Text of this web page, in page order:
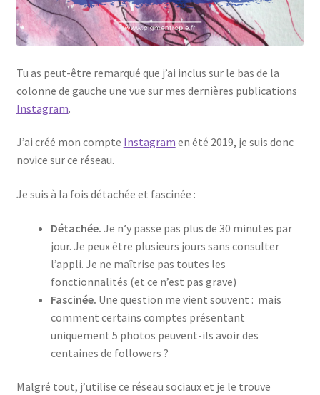
Tu as peut-être remarqué que j’ai inclus sur le bas de la
colonne de gauche une vue sur mes dernières publications
Instagram.
J’ai créé mon compte Instagram en été 2019, je suis donc
novice sur ce réseau.
Je suis à la fois détachée et fascinée :
Détachée. Je n’y passe pas plus de 30 minutes par
jour. Je peux être plusieurs jours sans consulter
l’appli. Je ne maîtrise pas toutes les
fonctionnalités (et ce n’est pas grave)
Fascinée. Une question me vient souvent : mais
comment certains comptes présentant
uniquement 5 photos peuvent-ils avoir des
centaines de followers ?
Malgré tout, j’utilise ce réseau sociaux et je le trouve